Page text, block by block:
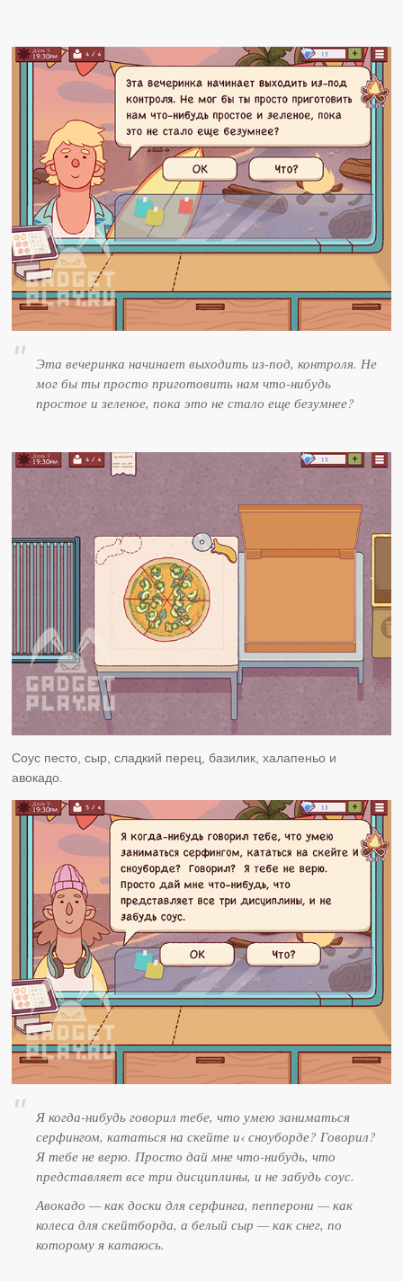
Эта вечеринка начинает выходить из-под, контроля. Не
мог бы ты просто приготовить нам что-нибудь
простое и зеленое, пока это не стало еще безумнее?
Соус песто, сыр, сладкий перец, базилик, халапеньо и
авокадо.
Я когда-нибудь говорил тебе, что умею заниматься
серфингом, кататься на скейте и‹ сноуборде? Говорил?
Я тебе не верю. Просто дай мне что-нибудь, что
представляет все три дисциплины, и не забудь соус.
Авокадо — как доски для серфинга, пепперони — как
колеса для скейтборда, а белый сыр — как снег, по
которому я катаюсь.